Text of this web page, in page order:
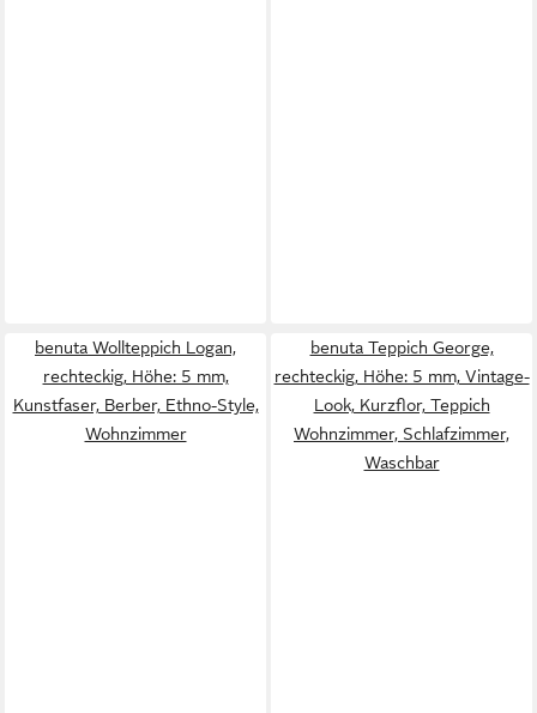
benuta Wollteppich Logan,
rechteckig, Höhe: 5 mm,
Kunstfaser, Berber, Ethno-Style,
Wohnzimmer
benuta Teppich George,
rechteckig, Höhe: 5 mm, Vintage-
Look, Kurzflor, Teppich
Wohnzimmer, Schlafzimmer,
Waschbar